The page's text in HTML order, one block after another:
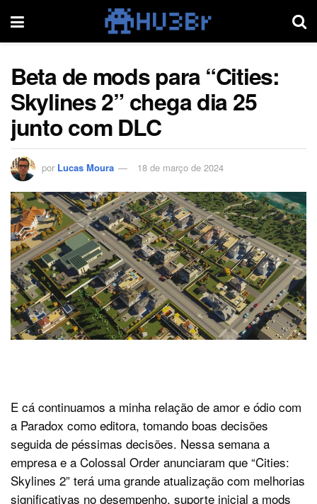
Beta de mods para “Cities:
Skylines 2” chega dia 25
junto com DLC
por Lucas Moura 18 de março de 2024
E cá continuamos a minha relação de amor e ódio com
a Paradox como editora, tomando boas decisões
seguida de péssimas decisões. Nessa semana a
empresa e a Colossal Order anunciaram que “Cities:
Skylines 2” terá uma grande atualização com melhorias
significativas no desempenho, suporte inicial a mods